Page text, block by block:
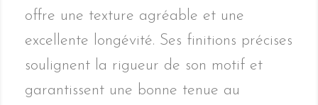
offre une texture agréable et une
excellente longévité. Ses finitions précises
soulignent la rigueur de son motif et
garantissent une bonne tenue au